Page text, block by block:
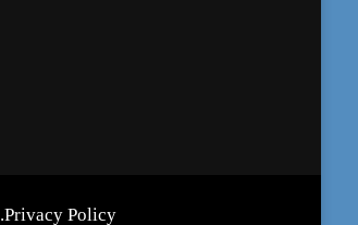
.Privacy Policy